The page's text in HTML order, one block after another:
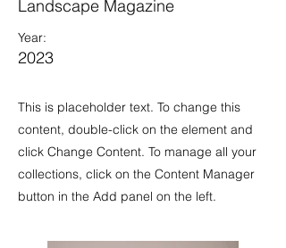
Landscape Magazine
Year:
2023
This is placeholder text. To change this
content, double-click on the element and
click Change Content. To manage all your
collections, click on the Content Manager
button in the Add panel on the left.